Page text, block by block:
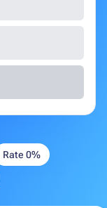
Rate 0%